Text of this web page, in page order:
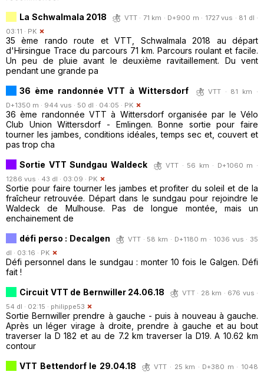
La Schwalmala 2018
VTT · 71 km · D+900 m · 1727 vus · 81 dl ·
03:11 · PK
35 ème rando route et VTT, Schwalmala 2018 au départ
d'Hirsingue Trace du parcours 71 km. Parcours roulant et facile.
Un peu de pluie avant le deuxième ravitaillement. Du vent
pendant une grande pa
36 ème randonnée VTT à Wittersdorf
VTT · 81 km ·
D+1350 m · 944 vus · 50 dl · 04:05 · PK
36 ème randonnée VTT à Wittersdorf organisée par le Vélo
Club Union Wittersdorf - Emlingen. Bonne sortie pour faire
tourner les jambes, conditions idéales, temps sec et, couvert et
pas trop cha
Sortie VTT Sundgau Waldeck
VTT · 56 km · D+1060 m ·
1286 vus · 43 dl · 03:09 · PK
Sortie pour faire tourner les jambes et profiter du soleil et de la
fraîcheur retrouvée. Départ dans le sundgau pour rejoindre le
Waldeck de Mulhouse. Pas de longue montée, mais un
enchainement de
défi perso : Decalgen
VTT · 58 km · D+1180 m · 1036 vus · 35
dl · 03:16 · PK
Défi personnel dans le sundgau : monter 10 fois le Galgen. Défi
fait !
Circuit VTT de Bernwiller 24.06.18
VTT · 28 km · 676 vus ·
54 dl · 02:15 · philippe53
Sortie Bernwiller prendre à gauche - puis à nouveau à gauche.
Après un léger virage à droite, prendre à gauche et au bout
traverser la D 182 et au de 7.2 km traverser la D19. A 10.62 km
contour
VTT Bettendorf le 29.04.18
VTT · 25 km · D+380 m · 1048